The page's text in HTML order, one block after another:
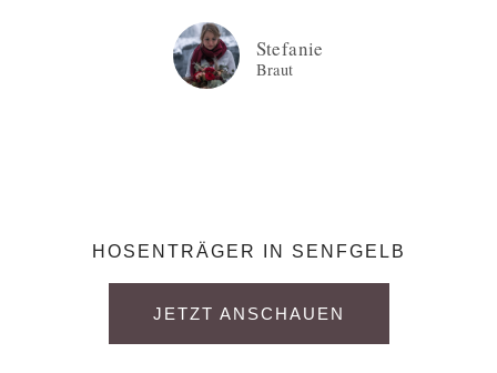
Stefanie
Braut
HOSENTRÄGER IN SENFGELB
JETZT ANSCHAUEN